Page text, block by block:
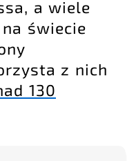
a wiele
świecie
z nich
130